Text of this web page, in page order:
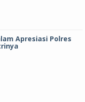
Apresiasi Polres